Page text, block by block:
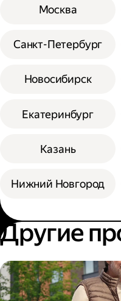
Москва
Санкт-Петербург
Новосибирск
Екатеринбург
Казань
Нижний Новгород
Другие